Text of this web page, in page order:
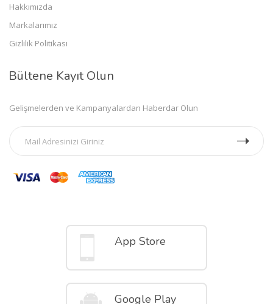
Hakkımızda
Markalarımız
Gizlilik Politikası
Bültene Kayıt Olun
Gelişmelerden ve Kampanyalardan Haberdar Olun
App Store
Google Play